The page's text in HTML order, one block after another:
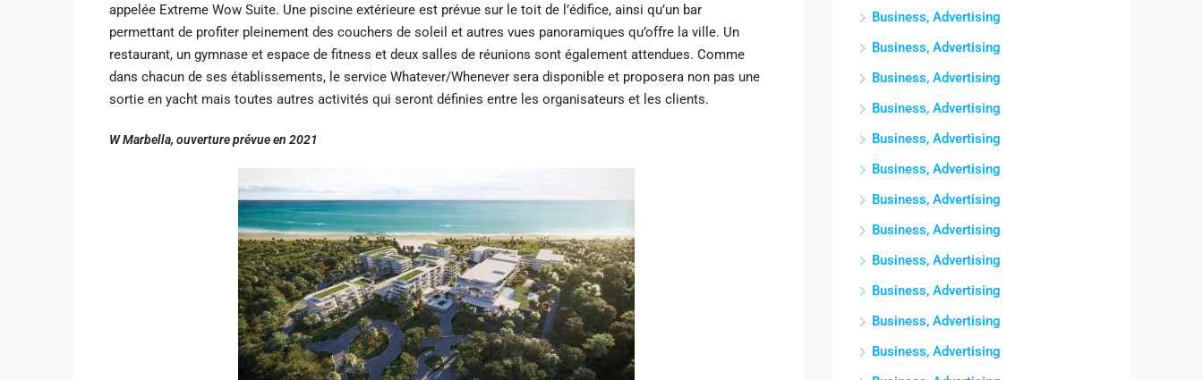
appelée Extreme Wow Suite. Une piscine extérieure est prévue sur le toit de l’édifice, ainsi qu’un bar
permettant de profiter pleinement des couchers de soleil et autres vues panoramiques qu’offre la ville. Un
restaurant, un gymnase et espace de fitness et deux salles de réunions sont également attendues. Comme
dans chacun de ses établissements, le service Whatever/Whenever sera disponible et proposera non pas une
sortie en yacht mais toutes autres activités qui seront définies entre les organisateurs et les clients.
W Marbella, ouverture prévue en 2021
Business, Advertising
Business, Advertising
Business, Advertising
Business, Advertising
Business, Advertising
Business, Advertising
Business, Advertising
Business, Advertising
Business, Advertising
Business, Advertising
Business, Advertising
Business, Advertising